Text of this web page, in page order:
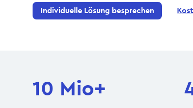
Individuelle Lösung besprechen
10 Mio+